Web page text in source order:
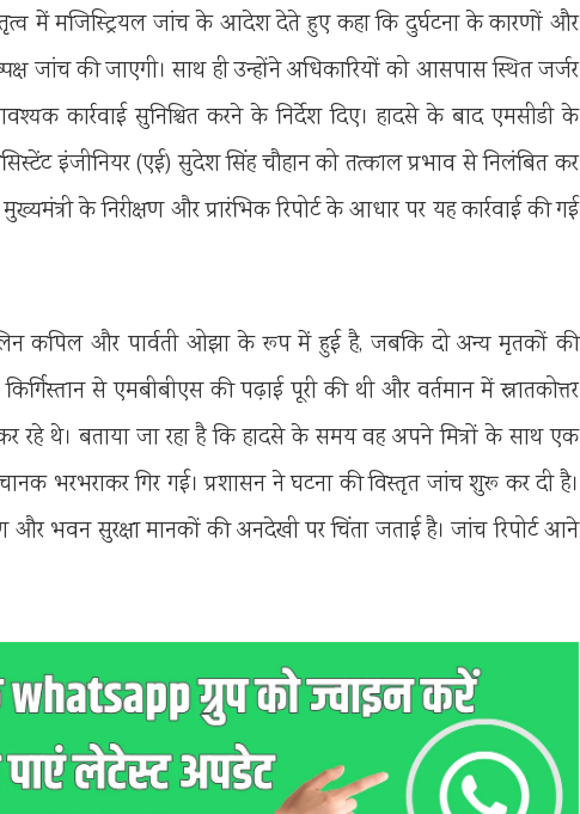
में मजिस्ट्रियल जांच के आदेश देते हुए कहा कि दुर्घटना के कारणों और
जांच की जाएगी। साथ ही उन्होंने अधिकारियों को आसपास स्थित जर्जर
कार्रवाई सुनिश्चित करने के निर्देश दिए। हादसे के बाद एमसीडी के
इंजीनियर (एई) सुदेश सिंह चौहान को तत्काल प्रभाव से निलंबित कर
के निरीक्षण और प्रारंभिक रिपोर्ट के आधार पर यह कार्रवाई की गई
कपिल और पार्वती ओझा के रूप में हुई है, जबकि दो अन्य मृतकों की
से एमबीबीएस की पढ़ाई पूरी की थी और वर्तमान में स्नातकोत्तर
कर रहे थे। बताया जा रहा है कि हादसे के समय वह अपने मित्रों के साथ एक
भरभराकर गिर गई। प्रशासन ने घटना की विस्तृत जांच शुरू कर दी है।
और भवन सुरक्षा मानकों की अनदेखी पर चिंता जताई है। जांच रिपोर्ट आने